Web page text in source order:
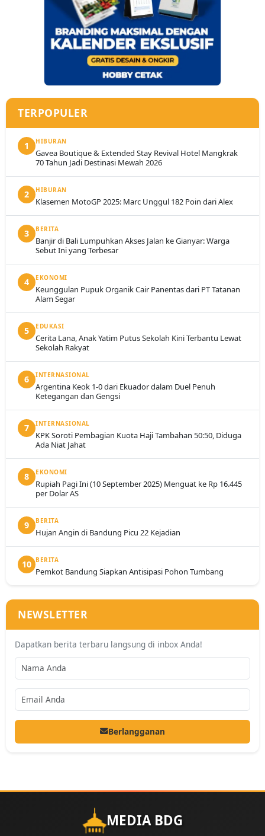
TERPOPULER
1 HIBURAN
Gavea Boutique & Extended Stay Revival Hotel Mangkrak
70 Tahun Jadi Destinasi Mewah 2026
2 HIBURAN
Klasemen MotoGP 2025: Marc Unggul 182 Poin dari Alex
3 BERITA
Banjir di Bali Lumpuhkan Akses Jalan ke Gianyar: Warga
Sebut Ini yang Terbesar
4 EKONOMI
Keunggulan Pupuk Organik Cair Panentas dari PT Tatanan
Alam Segar
5 EDUKASI
Cerita Lana, Anak Yatim Putus Sekolah Kini Terbantu Lewat
Sekolah Rakyat
6 INTERNASIONAL
Argentina Keok 1-0 dari Ekuador dalam Duel Penuh
Ketegangan dan Gengsi
7 INTERNASIONAL
KPK Soroti Pembagian Kuota Haji Tambahan 50:50, Diduga
Ada Niat Jahat
8 EKONOMI
Rupiah Pagi Ini (10 September 2025) Menguat ke Rp 16.445
per Dolar AS
9 BERITA
Hujan Angin di Bandung Picu 22 Kejadian
10 BERITA
Pemkot Bandung Siapkan Antisipasi Pohon Tumbang
NEWSLETTER
Dapatkan berita terbaru langsung di inbox Anda!
Berlangganan
MEDIA BDG